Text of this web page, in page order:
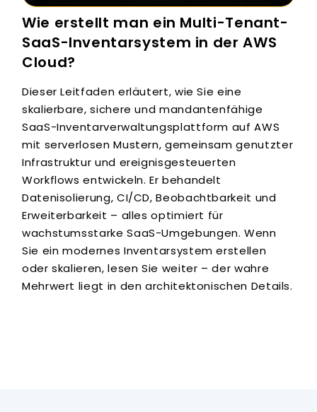
Wie erstellt man ein Multi-Tenant-
SaaS-Inventarsystem in der AWS
Cloud?
Dieser Leitfaden erläutert, wie Sie eine
skalierbare, sichere und mandantenfähige
SaaS-Inventarverwaltungsplattform auf AWS
mit serverlosen Mustern, gemeinsam genutzter
Infrastruktur und ereignisgesteuerten
Workflows entwickeln. Er behandelt
Datenisolierung, CI/CD, Beobachtbarkeit und
Erweiterbarkeit – alles optimiert für
wachstumsstarke SaaS-Umgebungen. Wenn
Sie ein modernes Inventarsystem erstellen
oder skalieren, lesen Sie weiter – der wahre
Mehrwert liegt in den architektonischen Details.